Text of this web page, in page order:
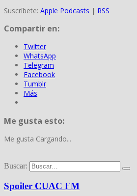
Suscríbete: Apple Podcasts | RSS
Compartir en:
Twitter
WhatsApp
Telegram
Facebook
Tumblr
Más
Me gusta esto:
Me gusta Cargando...
Buscar:
Spoiler CUAC FM